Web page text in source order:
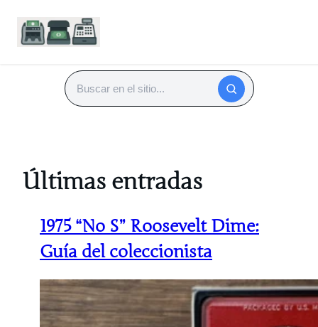
Buscar
Últimas entradas
1975 “No S” Roosevelt Dime:
Guía del coleccionista